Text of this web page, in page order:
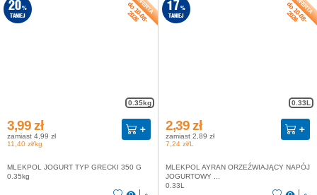
0.35kg
do 10-08-
2026
20%
TANIEJ
3,99 zł
zamiast 4,99 zł
11,40 zł/kg
MLEKPOL JOGURT TYP GRECKI 350 G
0.35kg
0.33L
do 10-08-
2026
17 %
TANIEJ
2,39 zł
zamiast 2,89 zł
7,24 zł/L
MLEKPOL AYRAN ORZEŹWIAJĄCY NAPÓJ
JOGURTOWY ...
0.33L